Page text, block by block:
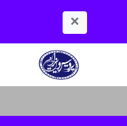
×